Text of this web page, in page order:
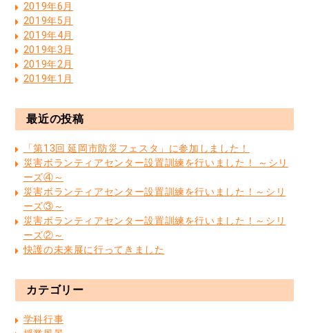
2019年6月
2019年5月
2019年4月
2019年3月
2019年2月
2019年1月
最近の投稿
「第13回 延岡市防災フェスタ」に参加しました！
災害ボランティアセンター設置訓練を行いました！ ～シリ
ーズ④～
災害ボランティアセンター設置訓練を行いました！～シリ
ーズ③～
災害ボランティアセンター設置訓練を行いました！～シリ
ーズ②～
快護の未来展に行ってきました
カテゴリー
学科行事